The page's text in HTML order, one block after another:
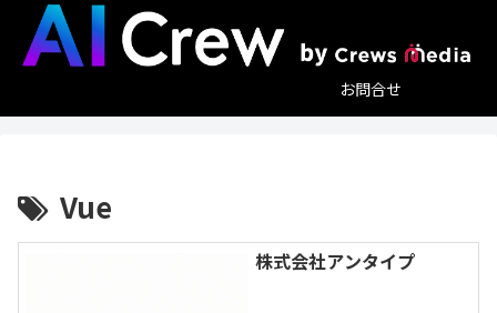
お問合せ
Vue
株式会社アンタイプ